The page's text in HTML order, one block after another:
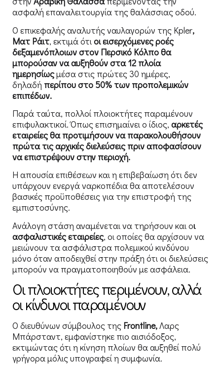
ασφαλή επαναλειτουργία της θαλάσσιας οδού.
Ο επικεφαλής αναλυτής ναυλαγορών της Kpler,
Ματ Ράιτ, εκτιμά ότιοι εισερχόμενες ροές
δεξαμενόπλοιων στον Περσικό Κόλπο θα
μπορούσαν να αυξηθούν στα 12 πλοία
ημερησίωςμέσα στις πρώτες 30 ημέρες,
δηλαδή περίπου στο 50% των προπολεμικών
επιπέδων.
Παρά ταύτα, πολλοί πλοιοκτήτες παραμένουν
επιφυλακτικοί. Όπως επισημαίνει ο ίδιος, αρκετές
εταιρείες θα προτιμήσουν να παρακολουθήσουν
πρώτα τις αρχικές διελεύσεις πριν αποφασίσουν
να επιστρέψουν στην περιοχή.
Η απουσία επιθέσεων και η επιβεβαίωση ότι δεν
υπάρχουν ενεργά ναρκοπέδια θα αποτελέσουν
βασικές προϋποθέσεις για την επιστροφή της
εμπιστοσύνης.
Ανάλογη στάση αναμένεται να τηρήσουν και οι
ασφαλιστικές εταιρείες, οι οποίες θα αρχίσουν να
μειώνουν τα ασφάλιστρα πολεμικού κινδύνου
μόνο όταν αποδειχθεί στην πράξη ότι οι διελεύσεις
μπορούν να πραγματοποιηθούν με ασφάλεια.
Οι πλοιοκτήτες περιμένουν, αλλά
οι κίνδυνοι παραμένουν
Ο διευθύνων σύμβουλος της Frontline,Λαρς
Μπάρσταντ, εμφανίστηκε πιο αισιόδοξος,
εκτιμώντας ότι η κίνηση πλοίων θα αυξηθεί πολύ
γρήγορα μόλις υπογραφεί η συμφωνία.